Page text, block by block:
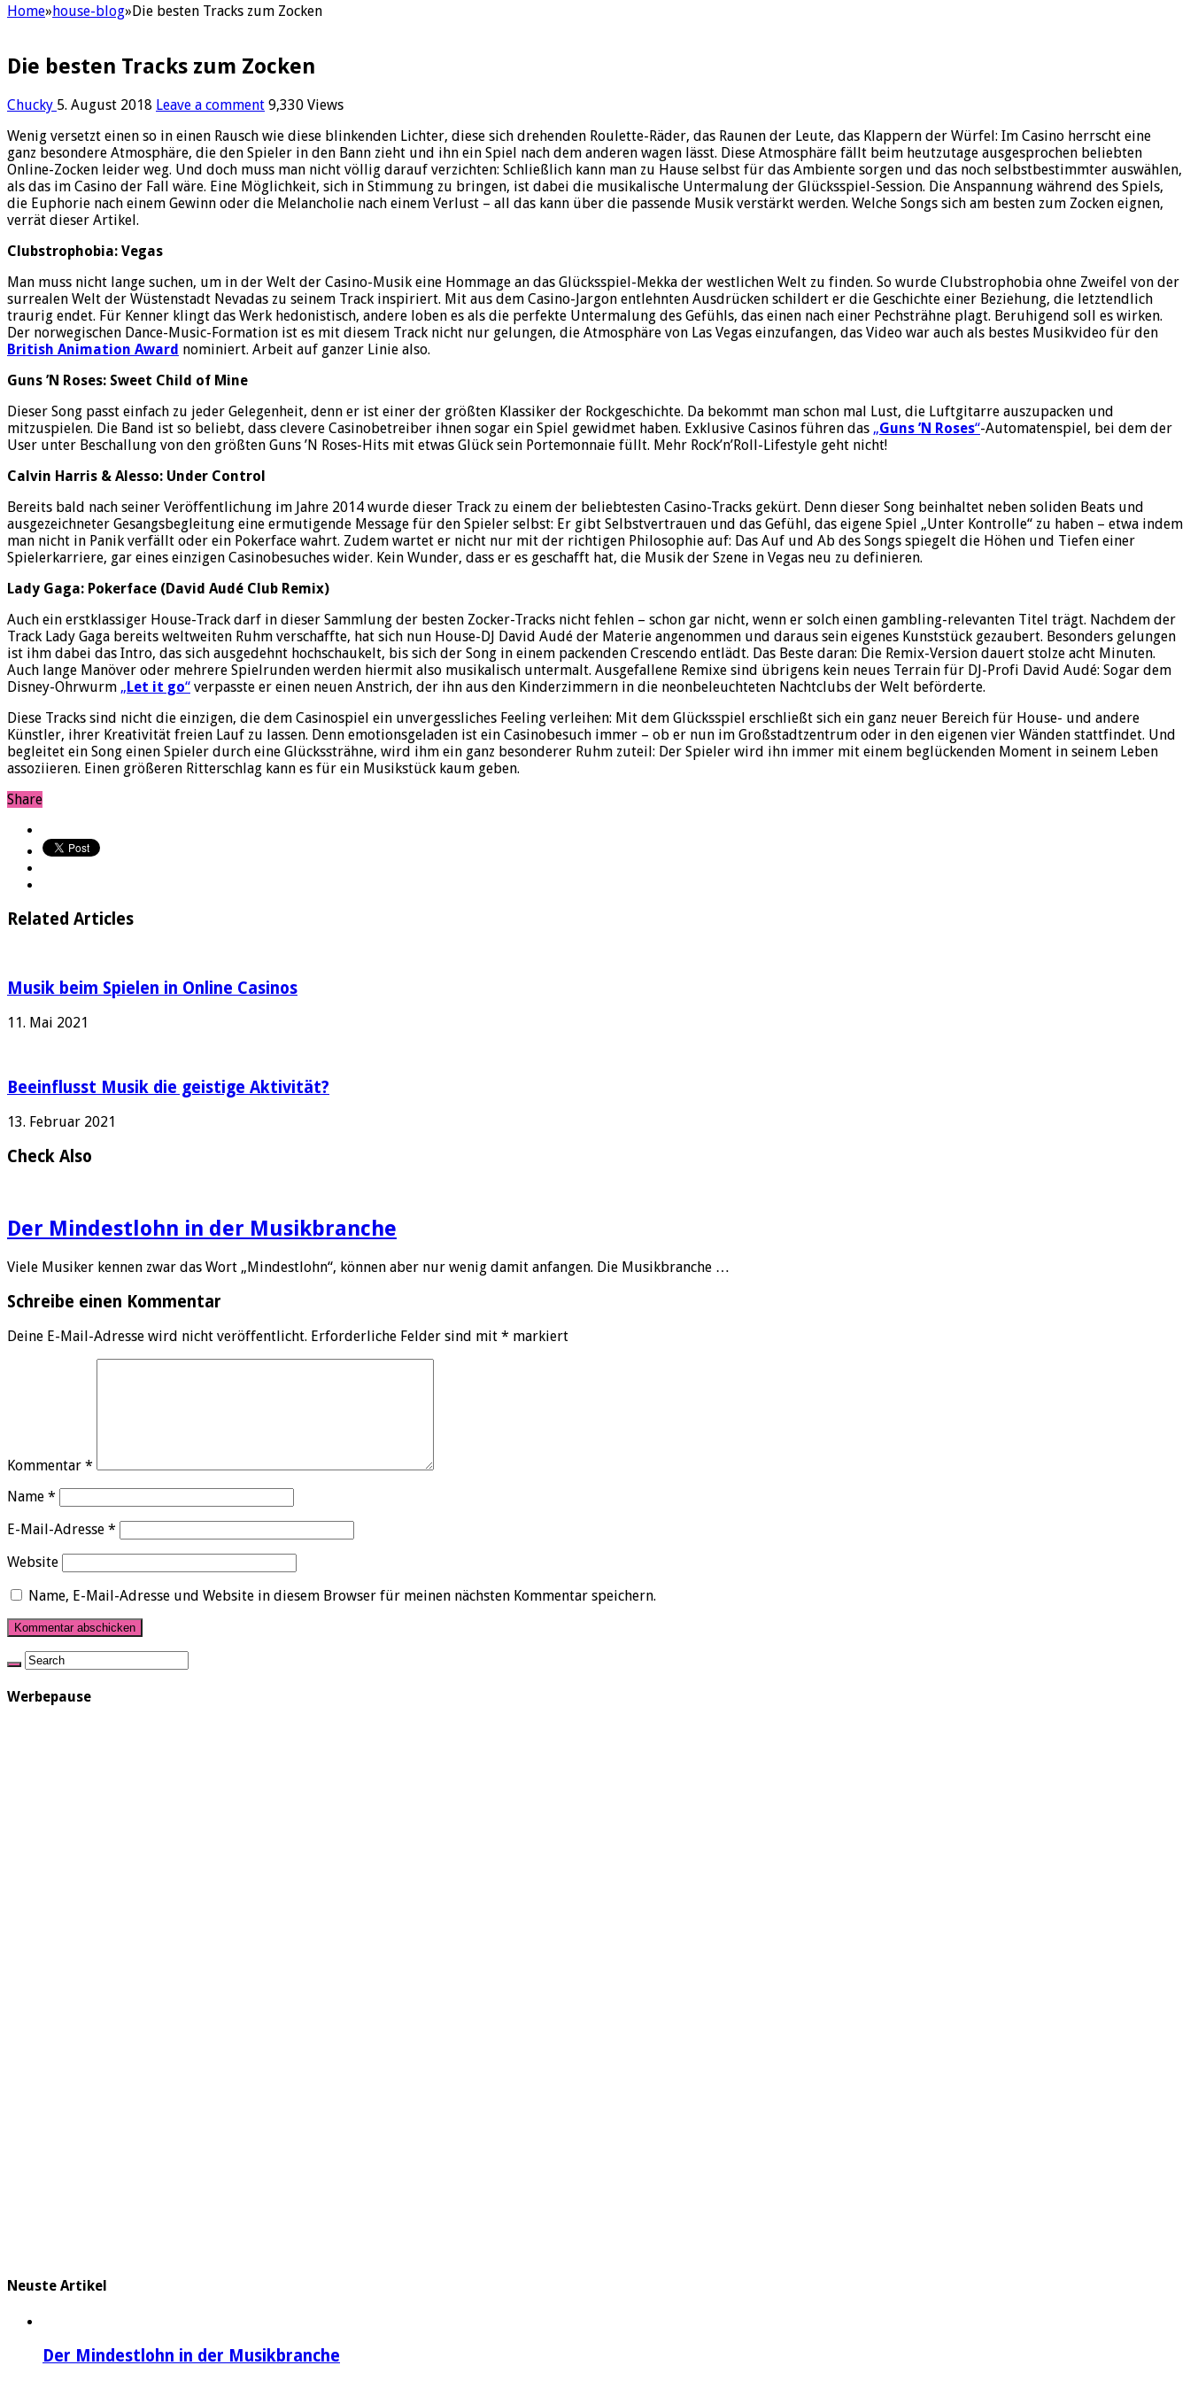
Home»house-blog»Die besten Tracks zum Zocken
Die besten Tracks zum Zocken
Chucky 5. August 2018 Leave a comment 9,330 Views
Wenig versetzt einen so in einen Rausch wie diese blinkenden Lichter, diese sich drehenden Roulette-Räder, das Raunen der Leute, das Klappern der Würfel: Im Casino herrscht eine
ganz besondere Atmosphäre, die den Spieler in den Bann zieht und ihn ein Spiel nach dem anderen wagen lässt. Diese Atmosphäre fällt beim heutzutage ausgesprochen beliebten
Online-Zocken leider weg. Und doch muss man nicht völlig darauf verzichten: Schließlich kann man zu Hause selbst für das Ambiente sorgen und das noch selbstbestimmter auswählen,
als das im Casino der Fall wäre. Eine Möglichkeit, sich in Stimmung zu bringen, ist dabei die musikalische Untermalung der Glücksspiel-Session. Die Anspannung während des Spiels,
die Euphorie nach einem Gewinn oder die Melancholie nach einem Verlust – all das kann über die passende Musik verstärkt werden. Welche Songs sich am besten zum Zocken eignen,
verrät dieser Artikel.
Clubstrophobia: Vegas
Man muss nicht lange suchen, um in der Welt der Casino-Musik eine Hommage an das Glücksspiel-Mekka der westlichen Welt zu finden. So wurde Clubstrophobia ohne Zweifel von der
surrealen Welt der Wüstenstadt Nevadas zu seinem Track inspiriert. Mit aus dem Casino-Jargon entlehnten Ausdrücken schildert er die Geschichte einer Beziehung, die letztendlich
traurig endet. Für Kenner klingt das Werk hedonistisch, andere loben es als die perfekte Untermalung des Gefühls, das einen nach einer Pechsträhne plagt. Beruhigend soll es wirken.
Der norwegischen Dance-Music-Formation ist es mit diesem Track nicht nur gelungen, die Atmosphäre von Las Vegas einzufangen, das Video war auch als bestes Musikvideo für den
British Animation Award nominiert. Arbeit auf ganzer Linie also.
Guns ’N Roses: Sweet Child of Mine
Dieser Song passt einfach zu jeder Gelegenheit, denn er ist einer der größten Klassiker der Rockgeschichte. Da bekommt man schon mal Lust, die Luftgitarre auszupacken und
mitzuspielen. Die Band ist so beliebt, dass clevere Casinobetreiber ihnen sogar ein Spiel gewidmet haben. Exklusive Casinos führen das „Guns ’N Roses“-Automatenspiel, bei dem der
User unter Beschallung von den größten Guns ’N Roses-Hits mit etwas Glück sein Portemonnaie füllt. Mehr Rock’n’Roll-Lifestyle geht nicht!
Calvin Harris & Alesso: Under Control
Bereits bald nach seiner Veröffentlichung im Jahre 2014 wurde dieser Track zu einem der beliebtesten Casino-Tracks gekürt. Denn dieser Song beinhaltet neben soliden Beats und
ausgezeichneter Gesangsbegleitung eine ermutigende Message für den Spieler selbst: Er gibt Selbstvertrauen und das Gefühl, das eigene Spiel „Unter Kontrolle“ zu haben – etwa indem
man nicht in Panik verfällt oder ein Pokerface wahrt. Zudem wartet er nicht nur mit der richtigen Philosophie auf: Das Auf und Ab des Songs spiegelt die Höhen und Tiefen einer
Spielerkarriere, gar eines einzigen Casinobesuches wider. Kein Wunder, dass er es geschafft hat, die Musik der Szene in Vegas neu zu definieren.
Lady Gaga: Pokerface (David Audé Club Remix)
Auch ein erstklassiger House-Track darf in dieser Sammlung der besten Zocker-Tracks nicht fehlen – schon gar nicht, wenn er solch einen gambling-relevanten Titel trägt. Nachdem der
Track Lady Gaga bereits weltweiten Ruhm verschaffte, hat sich nun House-DJ David Audé der Materie angenommen und daraus sein eigenes Kunststück gezaubert. Besonders gelungen
ist ihm dabei das Intro, das sich ausgedehnt hochschaukelt, bis sich der Song in einem packenden Crescendo entlädt. Das Beste daran: Die Remix-Version dauert stolze acht Minuten.
Auch lange Manöver oder mehrere Spielrunden werden hiermit also musikalisch untermalt. Ausgefallene Remixe sind übrigens kein neues Terrain für DJ-Profi David Audé: Sogar dem
Disney-Ohrwurm „Let it go“ verpasste er einen neuen Anstrich, der ihn aus den Kinderzimmern in die neonbeleuchteten Nachtclubs der Welt beförderte.
Diese Tracks sind nicht die einzigen, die dem Casinospiel ein unvergessliches Feeling verleihen: Mit dem Glücksspiel erschließt sich ein ganz neuer Bereich für House- und andere
Künstler, ihrer Kreativität freien Lauf zu lassen. Denn emotionsgeladen ist ein Casinobesuch immer – ob er nun im Großstadtzentrum oder in den eigenen vier Wänden stattfindet. Und
begleitet ein Song einen Spieler durch eine Glückssträhne, wird ihm ein ganz besonderer Ruhm zuteil: Der Spieler wird ihn immer mit einem beglückenden Moment in seinem Leben
assoziieren. Einen größeren Ritterschlag kann es für ein Musikstück kaum geben.
Share
Related Articles
Musik beim Spielen in Online Casinos
11. Mai 2021
Beeinflusst Musik die geistige Aktivität?
13. Februar 2021
Check Also
Der Mindestlohn in der Musikbranche
Viele Musiker kennen zwar das Wort „Mindestlohn“, können aber nur wenig damit anfangen. Die Musikbranche …
Schreibe einen Kommentar
Deine E-Mail-Adresse wird nicht veröffentlicht. Erforderliche Felder sind mit * markiert
Kommentar *
Name *
E-Mail-Adresse *
Website
Name, E-Mail-Adresse und Website in diesem Browser für meinen nächsten Kommentar speichern.
Werbepause
Neuste Artikel
Der Mindestlohn in der Musikbranche